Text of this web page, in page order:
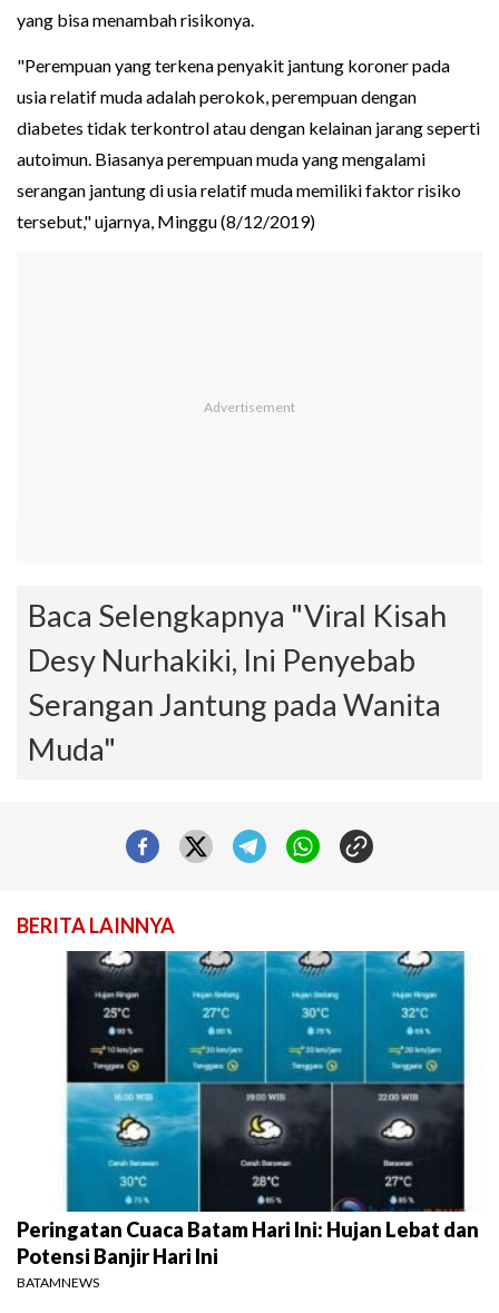
yang bisa menambah risikonya.
"Perempuan yang terkena penyakit jantung koroner pada
usia relatif muda adalah perokok, perempuan dengan
diabetes tidak terkontrol atau dengan kelainan jarang seperti
autoimun. Biasanya perempuan muda yang mengalami
serangan jantung di usia relatif muda memiliki faktor risiko
tersebut," ujarnya, Minggu (8/12/2019)
Baca Selengkapnya "Viral Kisah
Desy Nurhakiki, Ini Penyebab
Serangan Jantung pada Wanita
Muda"
BERITA LAINNYA
Peringatan Cuaca Batam Hari Ini: Hujan Lebat dan
Potensi Banjir Hari Ini
BATAMNEWS